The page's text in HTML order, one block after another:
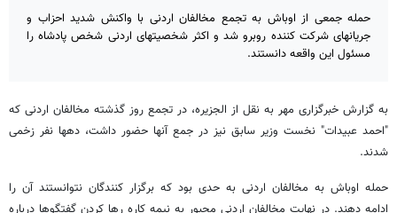
حمله جمعی از اوباش به تجمع مخالفان اردنی با واکنش شدید احزاب و
جریانهای شرکت کننده روبرو شد و اکثر شخصیتهای اردنی شخص پادشاه را
مسئول این واقعه دانستند.
به گزارش خبرگزاری مهر به نقل از الجزیره، در تجمع روز گذشته مخالفان اردنی که
"احمد عبیدات" نخست وزیر سابق نیز در جمع آنها حضور داشت، دهها نفر زخمی
شدند.
حمله اوباش به مخالفان اردنی به حدی بود که برگزار کنندگان نتوانستند آن را